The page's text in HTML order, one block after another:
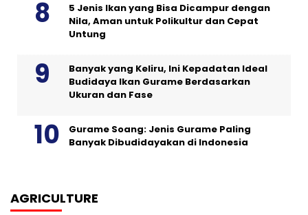
5 Jenis Ikan yang Bisa Dicampur dengan
Nila, Aman untuk Polikultur dan Cepat
Untung
Banyak yang Keliru, Ini Kepadatan Ideal
Budidaya Ikan Gurame Berdasarkan
Ukuran dan Fase
Gurame Soang: Jenis Gurame Paling
Banyak Dibudidayakan di Indonesia
AGRICULTURE